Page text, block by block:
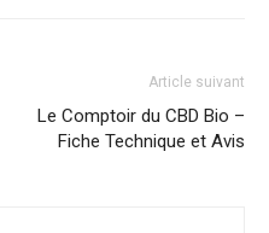
Article suivant
Le Comptoir du CBD Bio –
Fiche Technique et Avis